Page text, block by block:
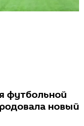
футбольной
новый